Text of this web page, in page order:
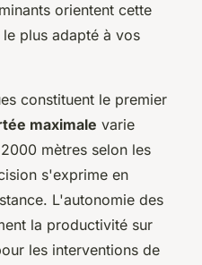
orientent cette
plus adapté à vos
constituent le premier
maximale varie
mètres selon les
s'exprime en
L'autonomie des
la productivité sur
les interventions de